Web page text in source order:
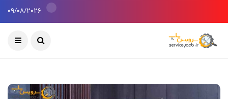
09/08/2026